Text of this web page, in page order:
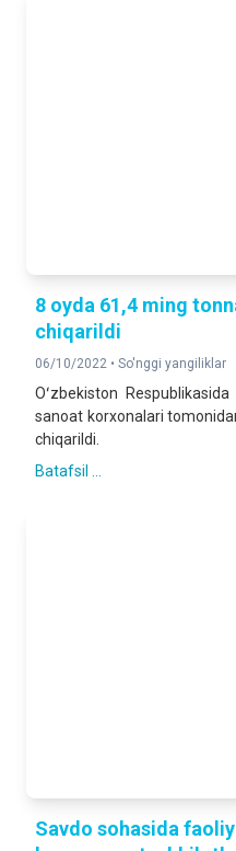
8 oyda 61,4 ming
chiqarildi
06/10/2022 • So'nggi yangiliklar
Oʻzbekiston
sanoat korxonalari
chiqarildi.
Batafsil ...
Savdo sohasida